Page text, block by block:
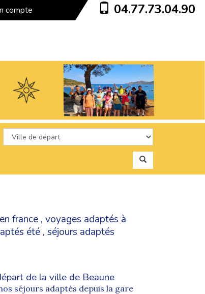
compte 04.77.73.04.90
france , voyages adaptés à
été , séjours adaptés
de la ville de Beaune
séjours adaptés depuis la gare